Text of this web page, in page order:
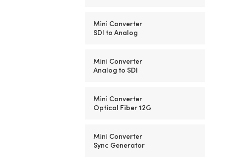
Mini Converter
SDI to Analog
Mini Converter
Analog to SDI
Mini Converter
Optical Fiber 12G
Mini Converter
Sync Generator